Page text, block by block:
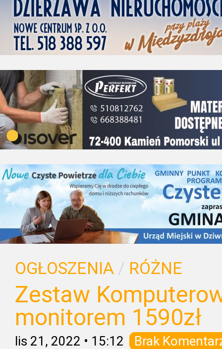
OGŁOSZENIA / RÓŻNE
Zestaw
monitorem 1590zł
lis 21, 2022 • 15:12 Brak